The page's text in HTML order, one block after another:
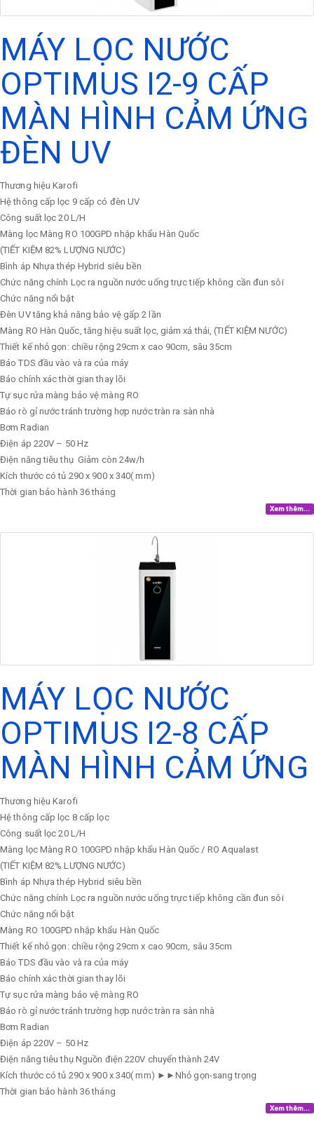
MÁY LỌC NƯỚC
OPTIMUS I2-9 CẤP
MÀN HÌNH CẢM ỨNG
ĐÈN UV
Thương hiệu Karofi
Hệ thông cấp lọc 9 cấp có đèn UV
Công suất lọc 20 L/H
Màng lọc Màng RO 100GPD nhập khẩu Hàn Quốc
(TIẾT KIỆM 82% LƯỢNG NƯỚC)
Bình áp Nhựa thép Hybrid siêu bền
Chức năng chính Lọc ra nguồn nước uống trực tiếp không cần đun sôi
Chức năng nổi bật
Đèn UV tăng khả năng bảo vệ gấp 2 lần
Màng RO Hàn Quốc, tăng hiệu suất lọc, giảm xả thải, (TIẾT KIỆM NƯỚC)
Thiết kế nhỏ gọn: chiều rộng 29cm x cao 90cm, sâu 35cm
Báo TDS đầu vào và ra của máy
Báo chính xác thời gian thay lõi
Tự sục rửa màng bảo vệ màng RO
Báo rò gỉ nước tránh trường hợp nước tràn ra sàn nhà
Bơm Radian
Điện áp 220V – 50 Hz
Điện năng tiêu thụ Giảm còn 24w/h
Kích thước có tủ 290 x 900 x 340( mm)
Thời gian bảo hành 36 tháng
Xem thêm...
MÁY LỌC NƯỚC
OPTIMUS I2-8 CẤP
MÀN HÌNH CẢM ỨNG
Thương hiệu Karofi
Hệ thông cấp lọc 8 cấp lọc
Công suất lọc 20 L/H
Màng lọc Màng RO 100GPD nhập khẩu Hàn Quốc / RO Aqualast
(TIẾT KIỆM 82% LƯỢNG NƯỚC)
Bình áp Nhựa thép Hybrid siêu bền
Chức năng chính Lọc ra nguồn nước uống trực tiếp không cần đun sôi
Chức năng nổi bật
Màng RO 100GPD nhập khẩu Hàn Quốc
Thiết kế nhỏ gọn: chiều rộng 29cm x cao 90cm, sâu 35cm
Báo TDS đầu vào và ra của máy
Báo chính xác thời gian thay lõi
Tự sục rửa màng bảo vệ màng RO
Báo rò gỉ nước tránh trường hợp nước tràn ra sàn nhà
Bơm Radian
Điện áp 220V – 50 Hz
Điện năng tiêu thụ Nguồn điện 220V chuyển thành 24V
Kích thước có tủ 290 x 900 x 340( mm) ►►Nhỏ gọn-sang trọng
Thời gian bảo hành 36 tháng
Xem thêm...